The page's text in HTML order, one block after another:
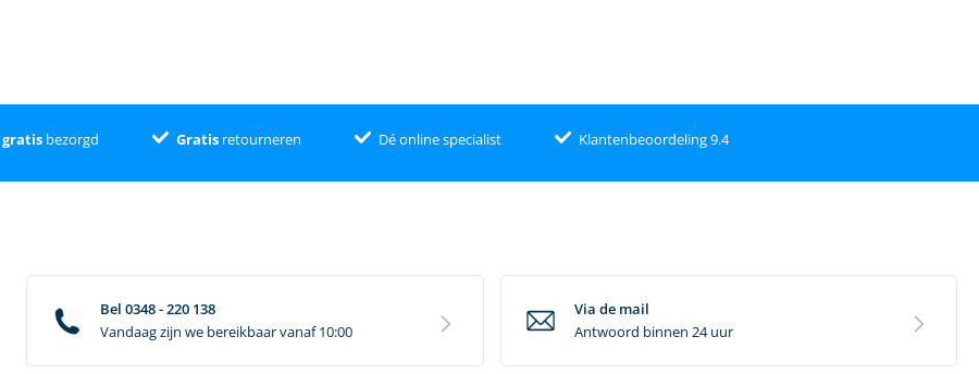
Nee
95
55
gratisbezorgd Gratis retourneren Dé online specialist Klantenbeoordeling 9.4
Bel 0348 - 220 138
Vandaag zijn we bereikbaar vanaf 10:00
Via de mail
Antwoord binnen 24 uur